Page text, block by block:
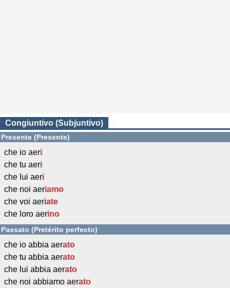
Congiuntivo (Subjuntivo)
Presente (Presente)
che io aeri
che tu aeri
che lui aeri
che noi aeriamo
che voi aeriate
che loro aerino
Passato (Pretérito perfecto)
che io abbia aerato
che tu abbia aerato
che lui abbia aerato
che noi abbiamo aerato